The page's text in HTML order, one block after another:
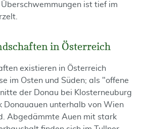
ist tief im
in Österreich
existieren in Österreich
im Osten und Süden; als "offene
der Donau bei Klosterneuburg
Donauauen unterhalb von Wien
Abgedämmte Auen mit stark